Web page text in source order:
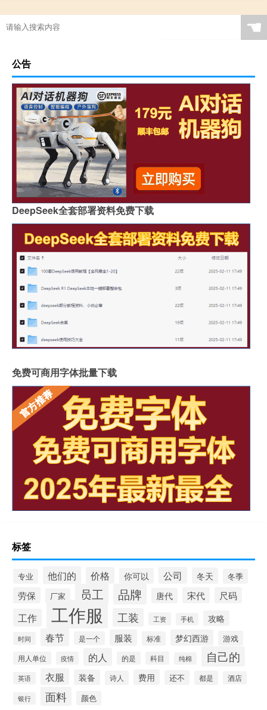
☚
公告
DeepSeek全套部署资料免费下载
免费可商用字体批量下载
标签
专业 他们的 价格 你可以 公司 冬天 冬季
劳保 厂家 员工 品牌 唐代 宋代 尺码
工作 工作服 工装 工资 手机 攻略
时间 春节 是一个 服装 标准 梦幻西游 游戏
用人单位 疫情 的人 的是 科目 纯棉 自己的
英语 衣服 装备 诗人 费用 还不 都是 酒店
银行 面料 颜色